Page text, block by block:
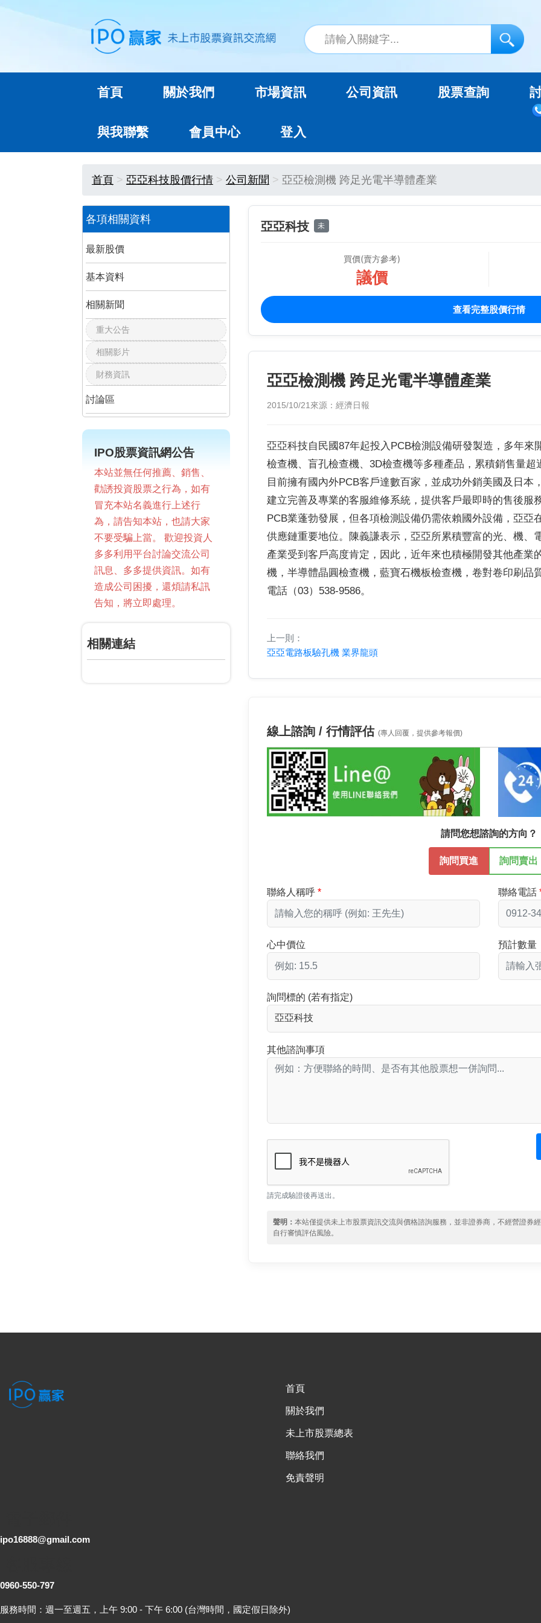
首頁 關於我們 市場資訊 公司資訊 股票查詢
與我聯繫 會員中心 登入
首頁 亞亞科技股價行情 公司新聞 亞亞檢測機 跨足光電半導體產業
各項相關資料
最新股價
基本資料
相關新聞
重大公告
相關影片
財務資訊
討論區
IPO股票資訊網公告
本站並無任何推薦、銷售、
勸誘投資股票之行為，如有
冒充本站名義進行上述行
為，請告知本站，也請大家
不要受騙上當。 歡迎投資人
多多利用平台討論交流公司
訊息、多多提供資訊。如有
造成公司困擾，還煩請私訊
告知，將立即處理。
相關連結
亞亞科技 未
買價(賣方參考)
議價
查看完整股價行情
亞亞檢測機 跨足光電半導體產業
2015/10/21 來源：經濟日報
亞亞科技自民國87年起投入PCB檢測設備研發製造，多年來
檢查機、盲孔檢查機、3D檢查機等多種產品，累積銷售量
目前擁有國內外PCB客戶達數百家，並成功外銷美國及日本
建立完善及專業的客服維修系統，提供客戶最即時的售後服
PCB業蓬勃發展，但各項檢測設備仍需依賴國外設備，亞亞
供應鏈重要地位。陳義謙表示，亞亞所累積豐富的光、機、
產業受到客戶高度肯定，因此，近年來也積極開發其他產業
機，半導體晶圓檢查機，藍寶石機板檢查機，卷對卷印刷品
電話（03）538-9586。
上一則：
亞亞電路板驗孔機 業界龍頭
線上諮詢 / 行情評估(專人回覆，提供參考報價)
請問您想諮詢的方向？
詢問買進 詢問賣出
聯絡人稱呼 聯絡電話
心中價位 預計數量
詢問標的 (若有指定)
其他諮詢事項
請完成驗證後再送出。
聲明：本站僅提供未上市股票資訊交流與價格諮詢服務，並非證券商，不經營證券
自行審慎評估風險。
首頁
關於我們
未上市股票總表
聯絡我們
免責聲明
ipo16888@gmail.com
0960-550-797
服務時間：週一至週五，上午 9:00 - 下午 6:00 (台灣時間，國定假日除外)